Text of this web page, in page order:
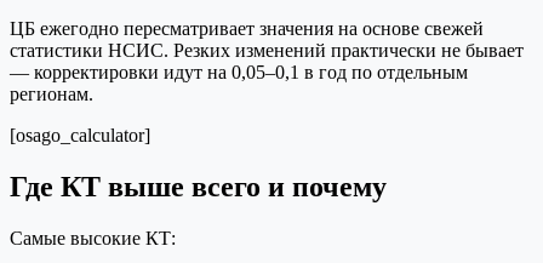
ЦБ ежегодно пересматривает значения на основе свежей
статистики НСИС. Резких изменений практически не бывает
— корректировки идут на 0,05–0,1 в год по отдельным
регионам.
[osago_calculator]
Где КТ выше всего и почему
Самые высокие КТ: